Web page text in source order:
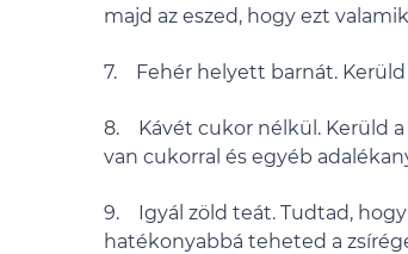
majd az eszed, hogy ezt
7. Fehér helyett barnát. Kerüld
8. Kávét cukor nélkül. Kerüld
van cukorral és egyéb
9. Igyál zöld teát. Tudtad, hogy
hatékonyabbá teheted a